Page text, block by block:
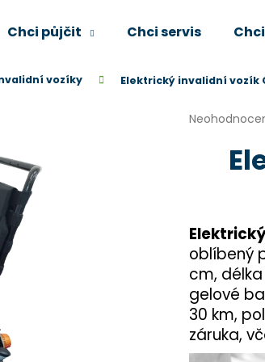
Chci půjčit Chci servis
vozíky Elektrický invalidní vozík
Průměrné
produktu
hvězdiček.
oblíbený
cm,
gelové
30 km,
záruka,
Co potřebujete najít?